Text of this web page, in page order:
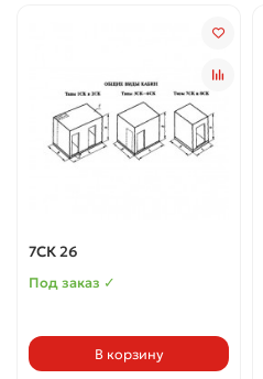
7СК 26
Под заказ ✓
В корзину